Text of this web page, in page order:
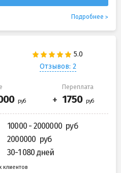
Подробнее
Отзывов: 2
Переплата
10000 - 2000000
2000000
30-1 080 дней
клиентов